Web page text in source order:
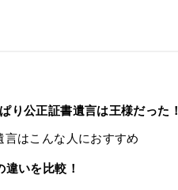
り公正証書遺言は王様だった！
言はこんな人におすすめ
違いを比較！